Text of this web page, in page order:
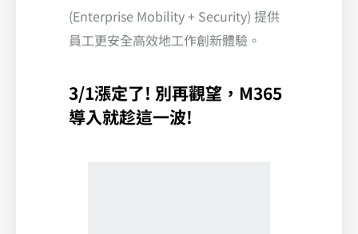
(Enterprise Mobility + Security) 提供
員工更安全高效地工作創新體驗。
3/1漲定了! 別再觀望，M365
導入就趁這一波!